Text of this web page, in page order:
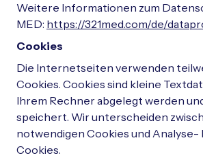
Weitere Informationen zum
MED: https://321med.com/de/
Cookies
Die Internetseiten verwenden
Cookies. Cookies sind kleine
Ihrem Rechner abgelegt werden
speichert. Wir unterscheiden
notwendigen Cookies und Analyse-
Cookies.